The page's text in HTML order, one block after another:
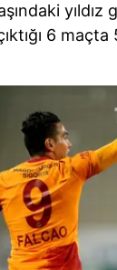
yıldız
6